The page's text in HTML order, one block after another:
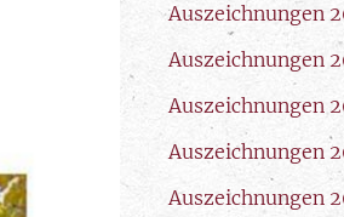
Auszeichnungen
Auszeichnungen
Auszeichnungen
Auszeichnungen
Auszeichnungen